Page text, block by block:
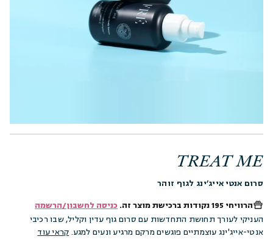
TREAT ME
סרום אנטי אייג׳ינג לגוף זוהר
הרוויחי 195 נקודות ברכישת מוצר זה. כניסה לחשבון/הרשמה
העניקי לעורך תחושת התחדשות עם סרום גוף עדין וקליל, שבו רכיבי
אנטי-אייג'ינג עוצמתיים פוגשים מרקם מרגיע ונעים למגע. קראי עוד